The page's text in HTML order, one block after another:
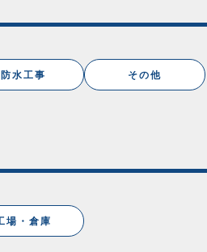
防水工事 その他
場・倉庫